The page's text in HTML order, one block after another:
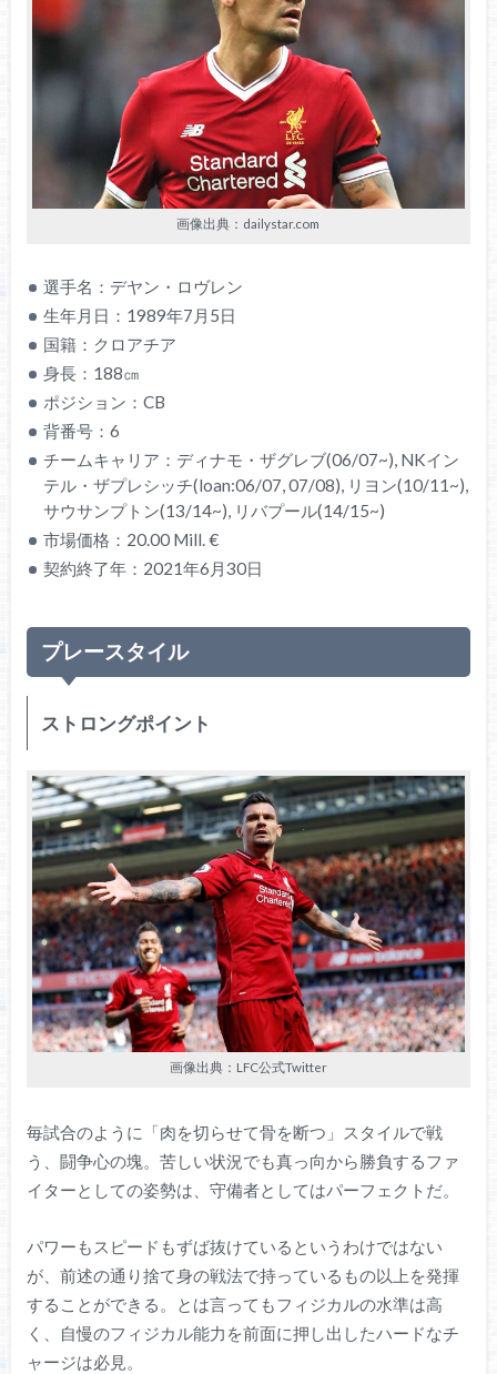
画像出典：dailystar.com
選手名：デヤン・ロヴレン
生年月日：1989年7月5日
国籍：クロアチア
身長：188㎝
ポジション：CB
背番号：6
チームキャリア：ディナモ・ザグレブ(06/07~), NKイン
テル・ザプレシッチ(loan:06/07, 07/08), リヨン(10/11~),
サウサンプトン(13/14~), リバプール(14/15~)
市場価格：20.00 Mill. €
契約終了年：2021年6月30日
プレースタイル
ストロングポイント
画像出典：LFC公式Twitter
毎試合のように「肉を切らせて骨を断つ」スタイルで戦
う、闘争心の塊。苦しい状況でも真っ向から勝負するファ
イターとしての姿勢は、守備者としてはパーフェクトだ。
パワーもスピードもずば抜けているというわけではない
が、前述の通り捨て身の戦法で持っているもの以上を発揮
することができる。とは言ってもフィジカルの水準は高
く、自慢のフィジカル能力を前面に押し出したハードなチ
ャージは必見。